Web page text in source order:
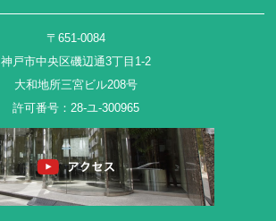
〒651-0084
神戸市中央区磯辺通3丁目1-2
大和地所三宮ビル208号
許可番号：28-ユ-300965